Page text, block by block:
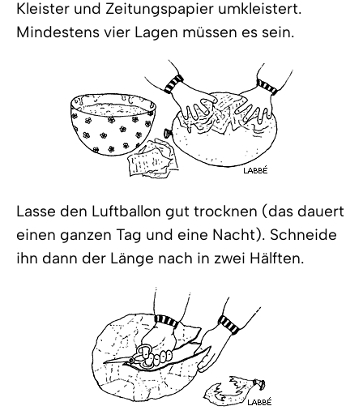
Kleister und Zeitungspapier umkleistert.
Mindestens vier Lagen müssen es sein.
Lasse den Luftballon gut trocknen (das dauert
einen ganzen Tag und eine Nacht). Schneide
ihn dann der Länge nach in zwei Hälften.